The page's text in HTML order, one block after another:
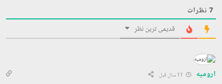
7 نظرات
قدیمی ترین نظر
ارومیه